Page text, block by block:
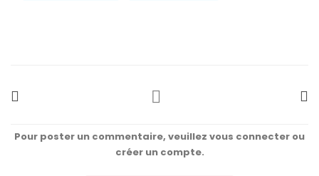
Pour poster un commentaire, veuillez vous connecter ou
créer un compte.